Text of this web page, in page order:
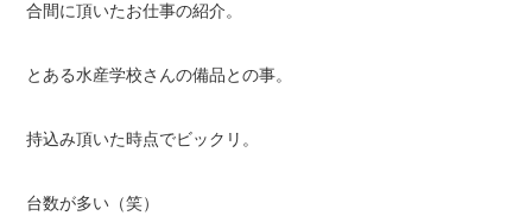
合間に頂いたお仕事の紹介。
とある水産学校さんの備品との事。
持込み頂いた時点でビックリ。
台数が多い（笑）